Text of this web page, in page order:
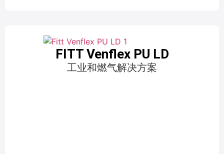
FITT Venflex PU LD
工业和燃气解决方案